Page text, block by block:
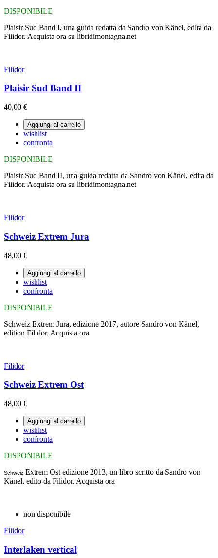
DISPONIBILE
Plaisir Sud Band I, una guida redatta da Sandro von Känel, edita da
Filidor. Acquista ora su libridimontagna.net
Filidor
Plaisir Sud Band II
40,00 €
Aggiungi al carrello
wishlist
confronta
DISPONIBILE
Plaisir Sud Band II, una guida redatta da Sandro von Känel, edita da
Filidor. Acquista ora su libridimontagna.net
Filidor
Schweiz Extrem Jura
48,00 €
Aggiungi al carrello
wishlist
confronta
DISPONIBILE
Schweiz Extrem Jura, edizione 2017, autore Sandro von Känel,
edition Filidor. Acquista ora
Filidor
Schweiz Extrem Ost
48,00 €
Aggiungi al carrello
wishlist
confronta
DISPONIBILE
Schweiz Extrem Ost edizione 2013, un libro scritto da Sandro von
Känel, edito da Filidor. Acquista ora
non disponibile
Filidor
Interlaken vertical